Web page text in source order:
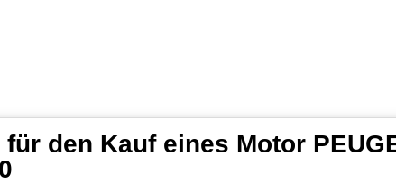
den Kauf eines Motor